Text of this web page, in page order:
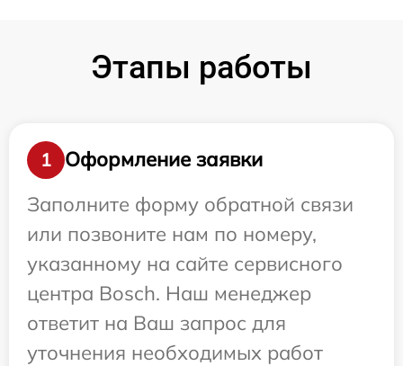
Этапы работы
1
Оформление заявки
Заполните форму обратной связи
или позвоните нам по номеру,
указанному на сайте сервисного
центра Bosch. Наш менеджер
ответит на Ваш запрос для
уточнения необходимых работ